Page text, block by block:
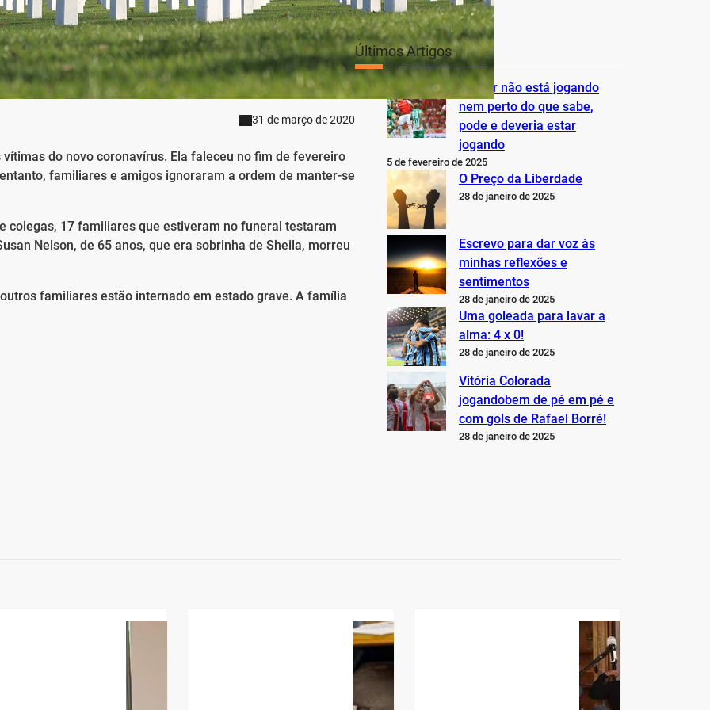
31 de março de 2020
do novo coronavírus. Ela faleceu no fim de fevereiro
familiares e amigos ignoraram a ordem de manter-se
colegas, 17 familiares que estiveram no funeral testaram
Nelson, de 65 anos, que era sobrinha de Sheila, morreu
familiares estão internado em estado grave. A família
Últimos Artigos
O Inter não está jogando
nem perto do que sabe,
pode e deveria estar
jogando
5 de fevereiro de 2025
O Preço da Liberdade
28 de janeiro de 2025
Escrevo para dar voz às
minhas reflexões e
sentimentos
28 de janeiro de 2025
Uma goleada para lavar a
alma: 4 x 0!
28 de janeiro de 2025
Vitória Colorada
jogandobem de pé em pé e
com gols de Rafael Borré!
28 de janeiro de 2025